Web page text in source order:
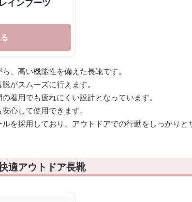
インブーツ
、高い機能性を備えた長靴です。
がスムーズに行えます。
着用でも疲れにくい設計となっています。
心して使用できます。
を採用しており、アウトドアでの行動をしっかりと
適アウトドア長靴